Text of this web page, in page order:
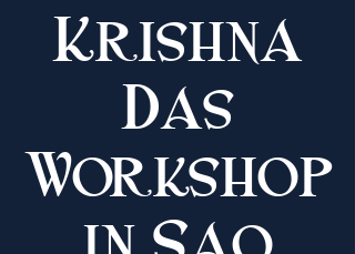
Krishna
Das
Workshop
in Sao